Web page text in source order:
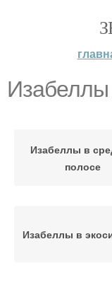
Изабеллы
Изабеллы в
полосе
Изабеллы в